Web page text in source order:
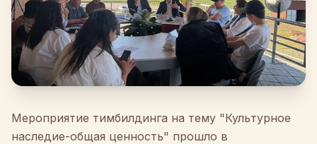
Мероприятие тимбилдинга на тему "Культурное
наследие-общая ценность" прошло в